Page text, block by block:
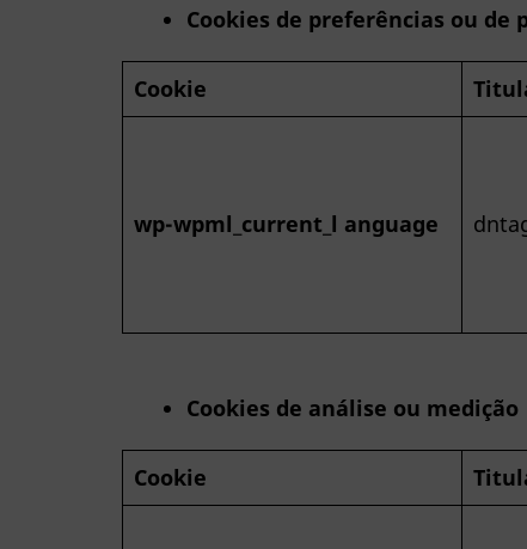
Cookies de preferências ou de
Cookie
wp-wpml_current_l anguage
Cookies de análise ou medição
Cookie